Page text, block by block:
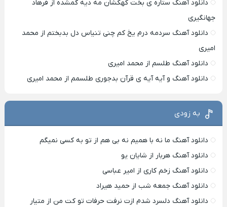
دانلود آهنگ ستاره ی بخت کهکشان مه دیه گمشده از فرهاد
جهانگیری
دانلود آهنگ سردمه درم یخ کم چنی تنیاس دل بدبختم از محمد
امیری
دانلود آهنگ طلسم از محمد امیری
دانلود آهنگ و آیه آیه ی قرآن بدجوری طلسمم از محمد امیری
به زودی
دانلود آهنگ ما نه با همیم نه بی هم از تو به کسی نمیگم
دانلود آهنگ هربار از شایان یو
دانلود آهنگ زخم کاری از امیر عباسی
دانلود آهنگ جمعه شب از حمید هیراد
دانلود آهنگ دلسرد شدم ازت نرفت حرفات تو کت من از متیار